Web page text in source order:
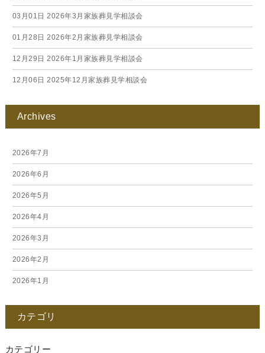
03月01日 2026年3月家族葬見学相談会
01月28日 2026年2月家族葬見学相談会
12月29日 2026年1月家族葬見学相談会
12月06日 2025年12月家族葬見学相談会
Archives
2026年7月
2026年6月
2026年5月
2026年4月
2026年3月
2026年2月
2026年1月
2025年11月
2025年10月
カテゴリ
カテゴリー